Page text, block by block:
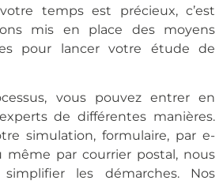
temps est précieux, c’est
mis en place des moyens
pour lancer votre étude de
vous pouvez entrer en
de différentes manières.
simulation, formulaire, par e-
même par courrier postal, nous
les démarches. Nos